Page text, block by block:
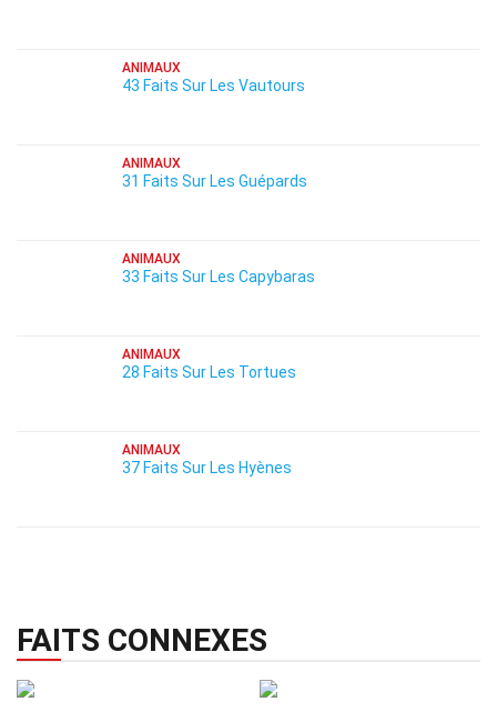
ANIMAUX
43 Faits Sur Les Vautours
ANIMAUX
31 Faits Sur Les Guépards
ANIMAUX
33 Faits Sur Les Capybaras
ANIMAUX
28 Faits Sur Les Tortues
ANIMAUX
37 Faits Sur Les Hyènes
FAITS CONNEXES